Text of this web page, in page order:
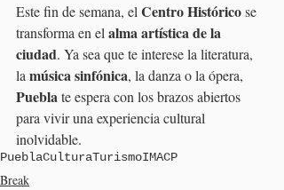
Este fin de semana, el Centro Histórico se
transforma en el alma artística de la
ciudad. Ya sea que te interese la literatura,
la música sinfónica, la danza o la ópera,
Puebla te espera con los brazos abiertos
para vivir una experiencia cultural
inolvidable.
PueblaCulturaTurismoIMACP
Break